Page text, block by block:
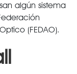
algún sistema
(FEDAO).